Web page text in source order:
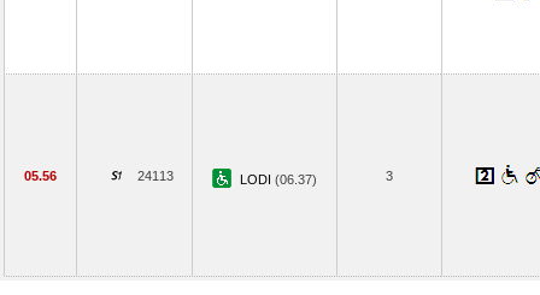
05.56 24113 LODI (06.37) 3